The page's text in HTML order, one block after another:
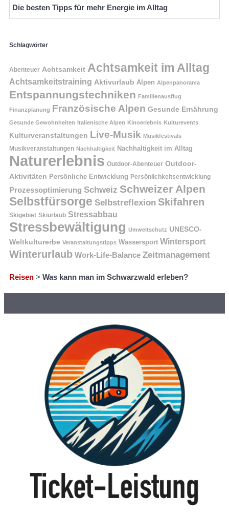
Die besten Tipps für mehr Energie im Alltag
Schlagwörter
Abenteuer Achtsamkeit Achtsamkeit im Alltag
Achtsamkeitstraining Aktivurlaub Alpen Alpenpanorama
Entspannungstechniken Familienausflug
Finanzplanung Französische Alpen Gesunde Ernährung
Gesunde Gewohnheiten Italienische Alpen Kinoerlebnis Kulturevents
Kulturveranstaltungen Live-Musik Musikfestivals
Musikveranstaltungen Nachhaltigkeit Nachhaltigkeit im Alltag
Naturerlebnis Outdoor-Abenteuer Outdoor-
Aktivitäten Persönliche Entwicklung Persönlichkeitsentwicklung
Prozessoptimierung Schweiz Schweizer Alpen
Selbstfürsorge Selbstreflexion Skifahren
Skigebiet Skiurlaub Stressabbau
Stressbewältigung Umweltschutz UNESCO-
Weltkulturerbe Veranstaltungstipps Wassersport Wintersport
Winterurlaub Work-Life-Balance Zeitmanagement
Reisen > Was kann man im Schwarzwald erleben?